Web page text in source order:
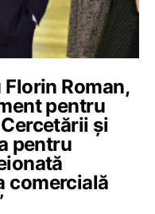
Roman,
pentru
și
pentru
comercială